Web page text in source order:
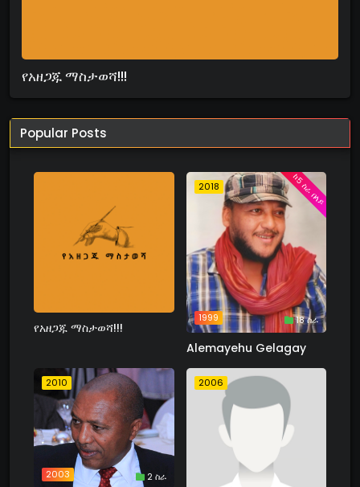
የአዘጋጁ ማስታወሻ!!!
Popular Posts
የአዘጋጁ ማስታወሻ!!!
2018
1999 18 ስራ
ከ5 ስራ በላይ
Alemayehu Gelagay
2010
2003 2 ስራ
2006